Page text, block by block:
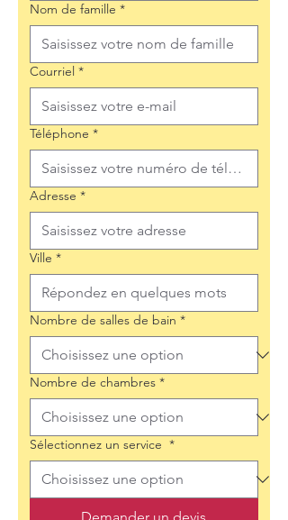
Nom de famille *
Courriel *
Téléphone *
Adresse *
Ville *
Nombre de salles de bain *
Nombre de chambres *
Sélectionnez un service *